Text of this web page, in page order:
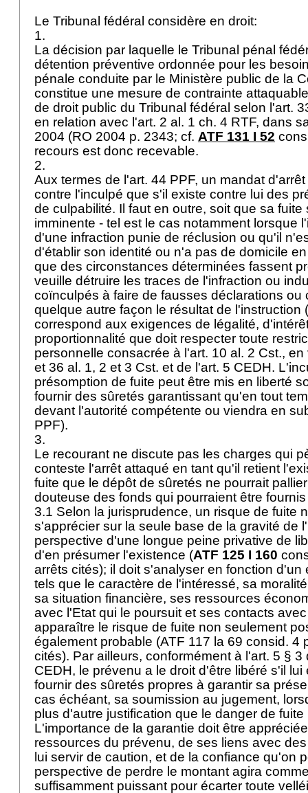
Le Tribunal fédéral considère en droit:
1.
La décision par laquelle le Tribunal pénal
détention préventive ordonnée pour les
pénale conduite par le Ministère public de la
constitue une mesure de contrainte
de droit public du Tribunal fédéral selon l'art.
en relation avec l'art. 2 al. 1 ch. 4 RTF, dans
2004 (RO 2004 p. 2343; cf. ATF 131 I 52
recours est donc recevable.
2.
Aux termes de l'art. 44 PPF, un mandat
contre l'inculpé que s'il existe contre lui des
de culpabilité. Il faut en outre, soit que sa fuite
imminente - tel est le cas notamment lorsque
d'une infraction punie de réclusion ou qu'il
d'établir son identité ou n'a pas de domicile
que des circonstances déterminées fassent
veuille détruire les traces de l'infraction ou
coïnculpés à faire de fausses déclarations ou
quelque autre façon le résultat de l'instruction
correspond aux exigences de légalité,
proportionnalité que doit respecter toute
personnelle consacrée à l'art. 10 al. 2 Cst., en
et 36 al. 1, 2 et 3 Cst. et de l'art. 5 CEDH.
présomption de fuite peut être mis en liberté
fournir des sûretés garantissant qu'en tout
devant l'autorité compétente ou viendra en
PPF).
3.
Le recourant ne discute pas les charges qui
conteste l'arrêt attaqué en tant qu'il retient
fuite que le dépôt de sûretés ne pourrait
douteuse des fonds qui pourraient être
3.1 Selon la jurisprudence, un risque de fuite
s'apprécier sur la seule base de la gravité de
perspective d'une longue peine privative de
d'en présumer l'existence (ATF 125 I 160
arrêts cités); il doit s'analyser en fonction d'un
tels que le caractère de l'intéressé, sa
sa situation financière, ses ressources
avec l'Etat qui le poursuit et ses contacts
apparaître le risque de fuite non seulement
également probable (ATF 117 la 69 consid. 4
cités). Par ailleurs, conformément à l'art. 5 § 3
CEDH, le prévenu a le droit d'être libéré s'il
fournir des sûretés propres à garantir sa
cas échéant, sa soumission au jugement,
plus d'autre justification que le danger de
L'importance de la garantie doit être
ressources du prévenu, de ses liens avec
lui servir de caution, et de la confiance qu'on
perspective de perdre le montant agira
suffisamment puissant pour écarter toute